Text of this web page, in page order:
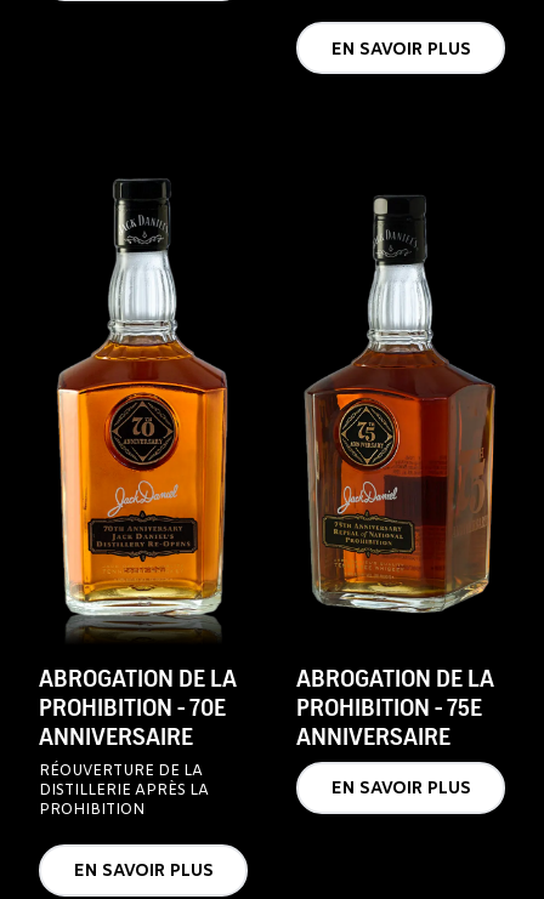
EN SAVOIR PLUS
ABROGATION DE LA
PROHIBITION - 70E
ANNIVERSAIRE
RÉOUVERTURE DE LA
DISTILLERIE APRÈS LA
PROHIBITION
EN SAVOIR PLUS
ABROGATION DE LA
PROHIBITION - 75E
ANNIVERSAIRE
EN SAVOIR PLUS